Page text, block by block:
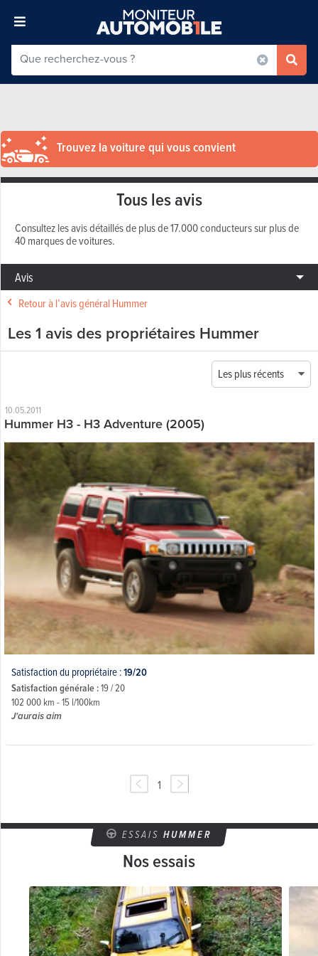
Trouvez la voiture qui vous convient
Tous les avis
Consultez les avis détaillés de plus de 17.000 conducteurs sur plus de
40 marques de voitures.
Avis
Retour à l’avis général Hummer
Les 1 avis des propriétaires Hummer
Les plus récents
10.05.2011
Hummer H3 - H3 Adventure (2005)
Satisfaction du propriétaire :19/20
Satisfaction générale :19 / 20
102 000 km - 15 l/100km
J'aurais aim
1
ESSAIS HUMMER
Nos essais